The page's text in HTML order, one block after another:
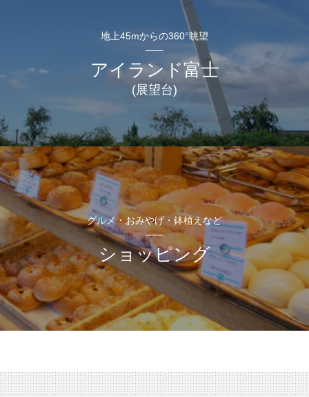
地上45mからの360°眺望
アイランド富士
(展望台)
グルメ・おみやげ・鉢植えなど
ショッピング